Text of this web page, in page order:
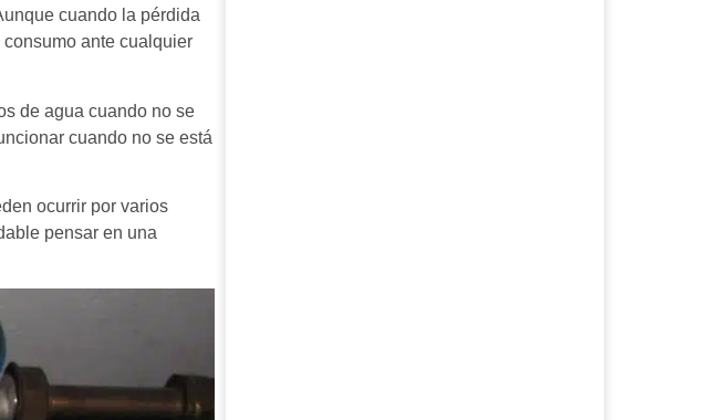
cuando la pérdida
ante cualquier
de agua cuando no se
cuando no se está
ocurrir por varios
pensar en una